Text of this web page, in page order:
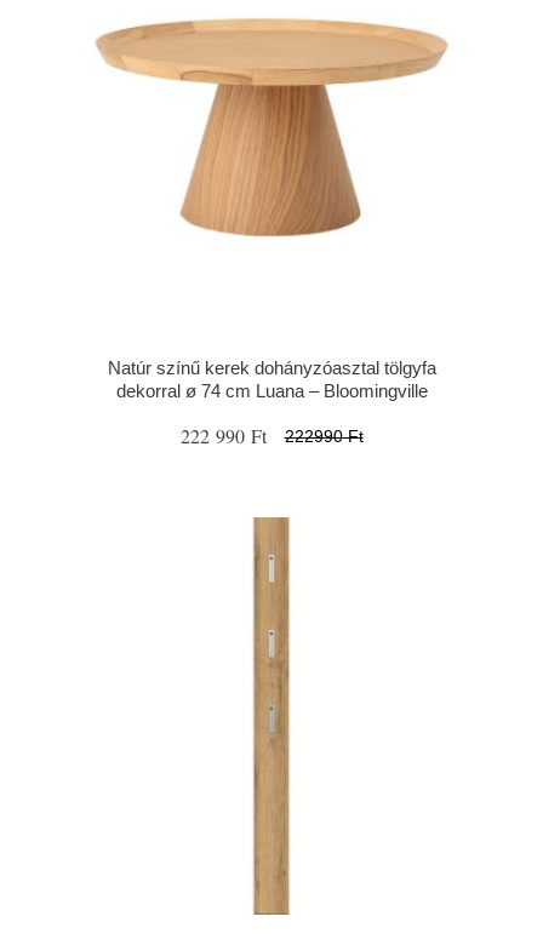
Natúr színű kerek dohányzóasztal tölgyfa
dekorral ø 74 cm Luana – Bloomingville
222 990 Ft 222990 Ft